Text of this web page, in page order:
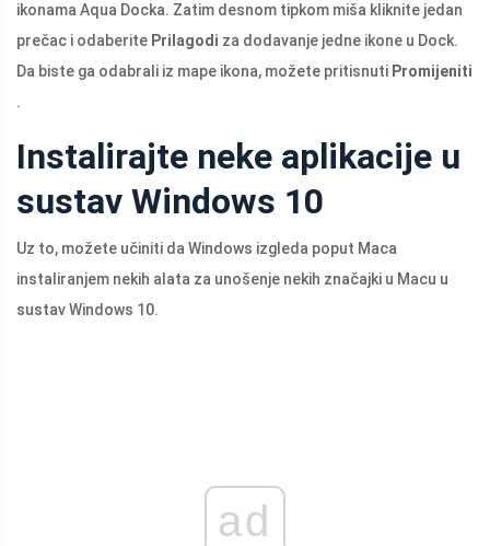
ikonama Aqua Docka. Zatim desnom tipkom miša kliknite jedan
prečac i odaberite Prilagodi za dodavanje jedne ikone u Dock.
Da biste ga odabrali iz mape ikona, možete pritisnuti Promijeniti
.
Instalirajte neke aplikacije u
sustav Windows 10
Uz to, možete učiniti da Windows izgleda poput Maca
instaliranjem nekih alata za unošenje nekih značajki u Macu u
sustav Windows 10.
ad